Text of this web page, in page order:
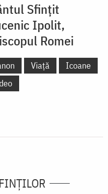
Sfințit
Ipolit,
Romei
Viață
Icoane